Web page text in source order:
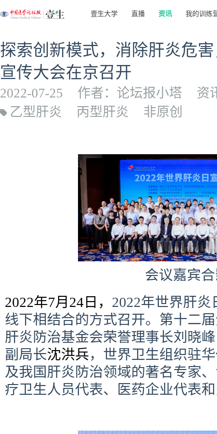
壹生大学 直播 资讯 我的训练
探索创新模式，消除肝炎危
宣传大会在京召开
2022-07-25 作者：论坛报小塔
资
乙型肝炎
丙型肝炎 非原创
会议嘉宾
2022年7月24日， 2022年世界肝
线下相结合的方式召开。第十二
肝炎防治基金会荣誉理事长刘晓
副局长沈洪兵，世界卫生组织驻
及我国肝炎防治领域的著名专家
疗卫生人员代表、医药企业代表